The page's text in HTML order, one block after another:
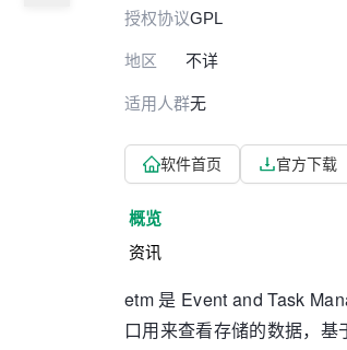
授权协议GPL
地区 不详
适用人群无
软件首页 官方下载
概览
资讯
etm 是 Event and Task
口用来查看存储的数据，基